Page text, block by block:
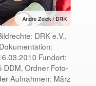
Andre Zelck / DRK
DRK e.V.,
Fundort:
DDM, Ordner Foto-
Aufnahmen: März